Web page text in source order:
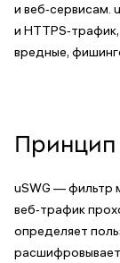
и веб‑сервисам.
и
вредные,
Принцип
uSWG — фильтр
веб‑трафик
определяет